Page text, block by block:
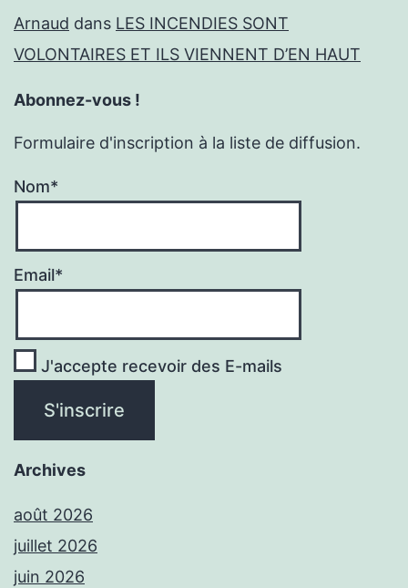
Arnaud dans LES INCENDIES SONT
VOLONTAIRES ET ILS VIENNENT D’EN HAUT
Abonnez-vous !
Formulaire d'inscription à la liste de diffusion.
Nom*
Email*
J'accepte recevoir des E-mails
Archives
août 2026
juillet 2026
juin 2026